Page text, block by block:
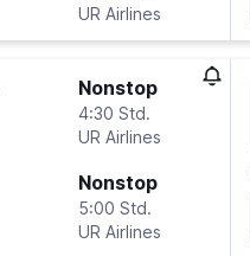
UR Airlines
Nonstop
4:30 Std.
UR Airlines
Nonstop
5:00 Std.
UR Airlines